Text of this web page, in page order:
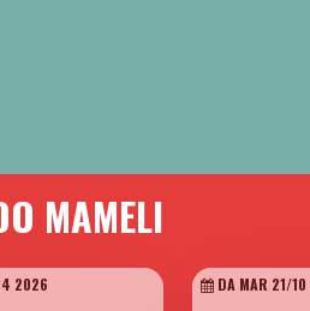
MAMELI
2026 DA MAR 21/